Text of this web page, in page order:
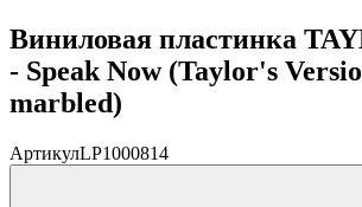
Виниловая пластинка
- Speak Now (Taylor's
marbled)
АртикулLP1000814